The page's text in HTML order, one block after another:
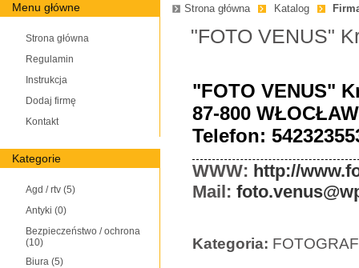
Menu główne
Strona główna
Regulamin
Instrukcja
Dodaj firmę
Kontakt
Kategorie
Agd / rtv (5)
Antyki (0)
Bezpieczeństwo / ochrona
(10)
Biura (5)
Strona główna Katalog
"FOTO VENUS"
"FOTO VENUS"
87-800
Telefon:
WWW: http://
Mail:
Kategoria: